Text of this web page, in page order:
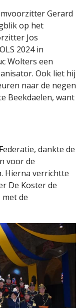
Gerard
op het
Jos
2024 in
Wolters een
Ook liet hij
naar de negen
Beekdaelen, want
dankte de
voor de
Hierna verrichtte
De Koster de
de